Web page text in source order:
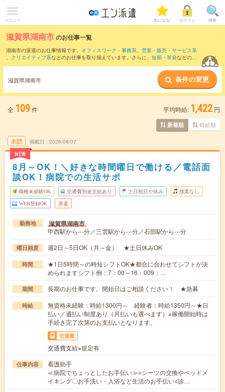
メニュー 気になる! ログイン 検索
滋賀県湖南市のお仕事一覧
湖南市の派遣のお仕事情報です。 オフィスワーク・事務系、 営業・販売・サービス系
、 クリエイティブ系などのお仕事を取り揃えています。さらに、 短期 ・ 単発などの期
また、草津市・
など隣接エリアのお仕事もご確認い
ただけます。
滋賀県湖南市 条件の変更
全 109件 平均時給: 1,422 円
新着順 時給順
未読
NEW
掲載日 2026/08/07
8月～OK！＼好きな時間曜日で働ける／電話面
談OK！病院での生活サポ
職種未経験OK 交通費別途支給あり 土日祝日が休み 残業なし
WEB登録OK 派遣
勤務地 滋賀県湖南市
甲西駅から---分／三雲駅から---分／石部駅から---分
曜日頻度 週2日～5日OK（月～金） ★土日休みOK
時間
★1日5時間～の時短シフトOK★都合に合わせてシフトが決
められますシフト例：7：00～16：009：…
期間 長期のお仕事です。開始日はご相談ください！ ★急募
時給
無資格未経験：時給1300円～ 経験者：時給1350円～★日
払い／週払い制度あり（月払いも選べます）※稼働開始時は
手続き完了次第のお支払いとなります。
交通費
交通費支給※規定有
仕事内容
看護助手
≪病院でちょっとしたお手伝い≫○シーツの交換やベッドメ
イキング〇お手洗い・入浴など生活のお手伝い○診…